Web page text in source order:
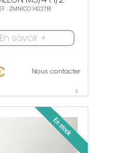
: ZMNICO 14227B1
En savoir +
Nous contacter
0